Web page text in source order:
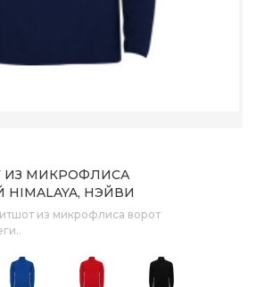
ИЗ МИКРОФЛИСА
НЭЙВИ
из микрофлиса ворот